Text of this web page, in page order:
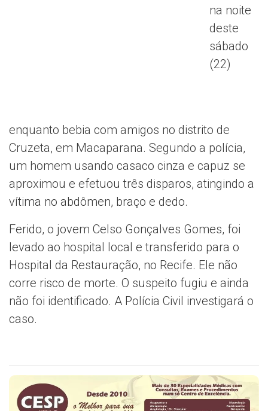
na noite
deste
sábado
(22)
enquanto bebia com amigos no distrito de
Cruzeta, em Macaparana. Segundo a polícia,
um homem usando casaco cinza e capuz se
aproximou e efetuou três disparos, atingindo a
vítima no abdômen, braço e dedo.
Ferido, o jovem Celso Gonçalves Gomes, foi
levado ao hospital local e transferido para o
Hospital da Restauração, no Recife. Ele não
corre risco de morte. O suspeito fugiu e ainda
não foi identificado. A Polícia Civil investigará o
caso.